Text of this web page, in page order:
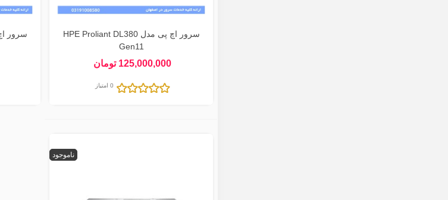
سرور اچ پی مدل HPE Proliant DL380
Gen11
125,000,000 تومان
0 امتیاز
ناموجود